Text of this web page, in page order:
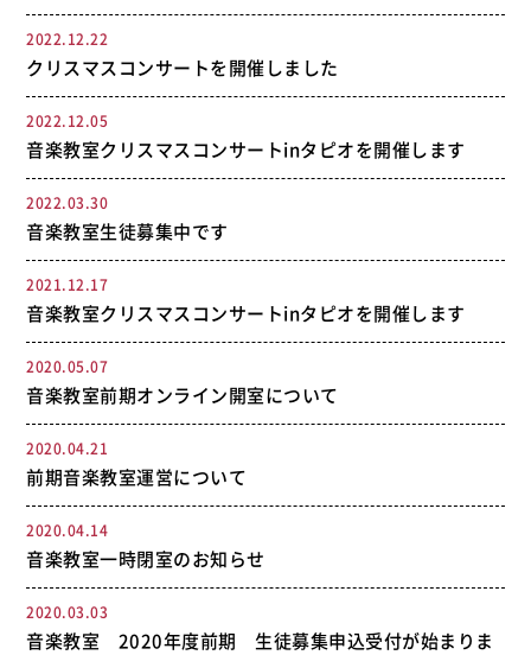
2022.12.22
クリスマスコンサートを開催しました
2022.12.05
音楽教室クリスマスコンサートinタピオを開催します
2022.03.30
音楽教室生徒募集中です
2021.12.17
音楽教室クリスマスコンサートinタピオを開催します
2020.05.07
音楽教室前期オンライン開室について
2020.04.21
前期音楽教室運営について
2020.04.14
音楽教室一時閉室のお知らせ
2020.03.03
音楽教室 2020年度前期 生徒募集申込受付が始まりま